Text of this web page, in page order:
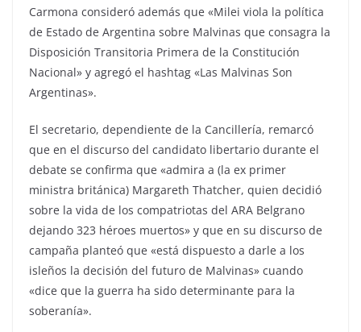
Carmona consideró además que «Milei viola la política
de Estado de Argentina sobre Malvinas que consagra la
Disposición Transitoria Primera de la Constitución
Nacional» y agregó el hashtag «Las Malvinas Son
Argentinas».
El secretario, dependiente de la Cancillería, remarcó
que en el discurso del candidato libertario durante el
debate se confirma que «admira a (la ex primer
ministra británica) Margareth Thatcher, quien decidió
sobre la vida de los compatriotas del ARA Belgrano
dejando 323 héroes muertos» y que en su discurso de
campaña planteó que «está dispuesto a darle a los
isleños la decisión del futuro de Malvinas» cuando
«dice que la guerra ha sido determinante para la
soberanía».